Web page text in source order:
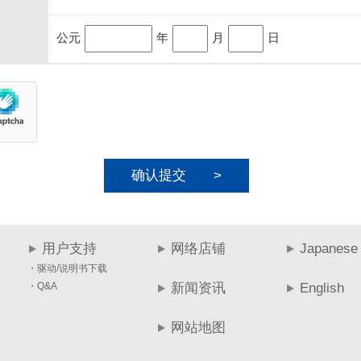
公元 年 月 日
用户支持
・驱动/说明书下载
・Q&A
网络店铺
新闻资讯
网站地图
Japanese
English